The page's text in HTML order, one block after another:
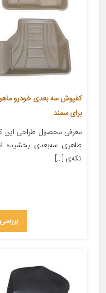
کفپوش سه بعدی خودرو
برای سمند
معرفی محصول طراحی این
ظاهری سه‌بعدی
تکه‌ی […]